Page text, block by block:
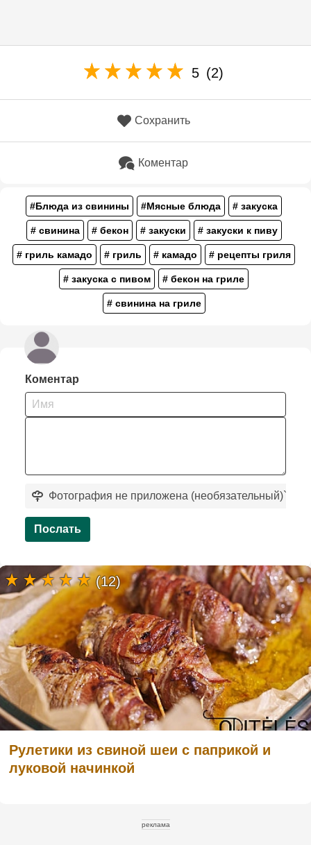
5 (2)
Сохранить
Коментар
#Блюда из свинины #Мясные блюда # закуска
# свинина # бекон # закуски # закуски к пиву
# гриль камадо # гриль # камадо # рецепты гриля
# закуска с пивом # бекон на гриле
# свинина на гриле
Коментар
Фотография не приложена (необязательный)`
Послать
Рулетики из свиной шеи с паприкой и
луковой начинкой
(12)
реклама